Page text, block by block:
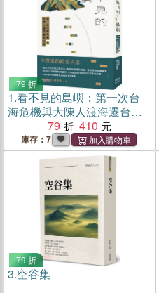
79 折
1.看不見的島嶼：第一次台
海危機與大陳人渡海遷台紀
79 410
庫存：7
79 折
3.空谷集